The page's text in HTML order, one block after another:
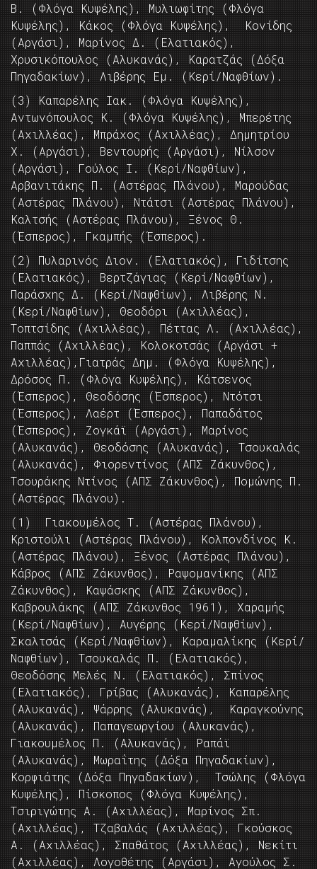
Β. (Φλόγα Κυψέλης), Μυλιωφίτης (Φλόγα
Κυψέλης), Κάκος (Φλόγα Κυψέλης), Κονίδης
(Αργάσι), Μαρίνος Δ. (Ελατιακός),
Χρυσικόπουλος (Αλυκανάς), Καρατζάς (Δόξα
Πηγαδακίων), Λιβέρης Εμ. (Κερί/Ναφθίων).
(3) Καπαρέλης Ιακ. (Φλόγα Κυψέλης),
Αντωνόπουλος Κ. (Φλόγα Κυψέλης), Μπερέτης
(Αχιλλέας), Μπράχος (Αχιλλέας), Δημητρίου
Χ. (Αργάσι), Βεντουρής (Αργάσι), Νίλσον
(Αργάσι), Γούλος Ι. (Κερί/Ναφθίων),
Αρβανιτάκης Π. (Αστέρας Πλάνου), Μαρούδας
(Αστέρας Πλάνου), Ντάτσι (Αστέρας Πλάνου),
Καλτσής (Αστέρας Πλάνου), Ξένος Θ.
(Έσπερος), Γκαμπής (Έσπερος).
(2) Πυλαρινός Διον. (Ελατιακός), Γιδίτσης
(Ελατιακός), Βερτζάγιας (Κερί/Ναφθίων),
Παράσχης Δ. (Κερί/Ναφθίων), Λιβέρης Ν.
(Κερί/Ναφθίων), Θεοδόρι (Αχιλλέας),
Τοπτσίδης (Αχιλλέας), Πέττας Λ. (Αχιλλέας),
Παππάς (Αχιλλέας), Κολοκοτσάς (Αργάσι +
Αχιλλέας),Γιατράς Δημ. (Φλόγα Κυψέλης),
Δρόσος Π. (Φλόγα Κυψέλης), Κάτσενος
(Έσπερος), Θεοδόσης (Έσπερος), Ντότσι
(Έσπερος), Λαέρτ (Έσπερος), Παπαδάτος
(Έσπερος), Ζογκάϊ (Αργάσι), Μαρίνος
(Αλυκανάς), Θεοδόσης (Αλυκανάς), Τσουκαλάς
(Αλυκανάς), Φιορεντίνος (ΑΠΣ Ζάκυνθος),
Τσουράκης Ντίνος (ΑΠΣ Ζάκυνθος), Πομώνης Π.
(Αστέρας Πλάνου).
(1) Γιακουμέλος Τ. (Αστέρας Πλάνου),
Κριστούλι (Αστέρας Πλάνου), Κολπονδίνος Κ.
(Αστέρας Πλάνου), Ξένος (Αστέρας Πλάνου),
Κάβρος (ΑΠΣ Ζάκυνθος), Ραψομανίκης (ΑΠΣ
Ζάκυνθος), Καψάσκης (ΑΠΣ Ζάκυνθος),
Καβρουλάκης (ΑΠΣ Ζάκυνθος 1961), Χαραμής
(Κερί/Ναφθίων), Αυγέρης (Κερί/Ναφθίων),
Σκαλτσάς (Κερί/Ναφθίων), Καραμαλίκης (Κερί/
Ναφθίων), Τσουκαλάς Π. (Ελατιακός),
Θεοδόσης Μελές Ν. (Ελατιακός), Σπίνος
(Ελατιακός), Γρίβας (Αλυκανάς), Καπαρέλης
(Αλυκανάς), Ψάρρης (Αλυκανάς), Καραγκούνης
(Αλυκανάς), Παπαγεωργίου (Αλυκανάς),
Γιακουμέλος Π. (Αλυκανάς), Ραπάϊ
(Αλυκανάς), Μωραΐτης (Δόξα Πηγαδακίων),
Κορφιάτης (Δόξα Πηγαδακίων), Τσώλης (Φλόγα
Κυψέλης), Πίσκοπος (Φλόγα Κυψέλης),
Τσιριγώτης Α. (Αχιλλέας), Μαρίνος Σπ.
(Αχιλλέας), Τζαβαλάς (Αχιλλέας), Γκούσκος
Α. (Αχιλλέας), Σπαθάτος (Αχιλλέας), Νεκίτι
(Αχιλλέας), Λογοθέτης (Αργάσι), Αγούλος Σ.